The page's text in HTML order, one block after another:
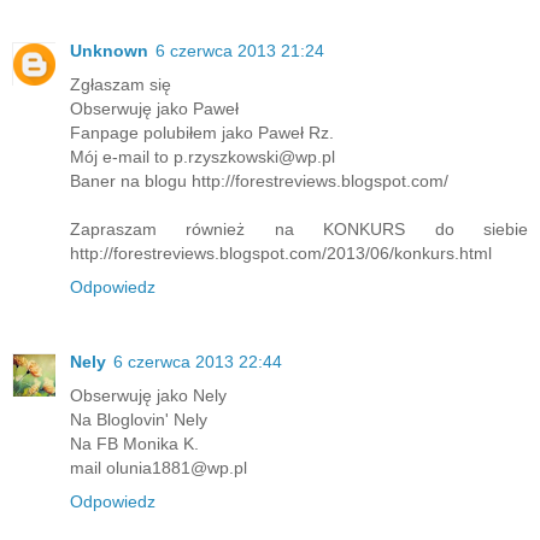
Unknown 6 czerwca 2013 21:24
Zgłaszam się
Obserwuję jako Paweł
Fanpage polubiłem jako Paweł Rz.
Mój e-mail to p.rzyszkowski@wp.pl
Baner na blogu http://forestreviews.blogspot.com/
Zapraszam również na KONKURS do siebie
http://forestreviews.blogspot.com/2013/06/konkurs.html
Odpowiedz
Nely 6 czerwca 2013 22:44
Obserwuję jako Nely
Na Bloglovin' Nely
Na FB Monika K.
mail olunia1881@wp.pl
Odpowiedz